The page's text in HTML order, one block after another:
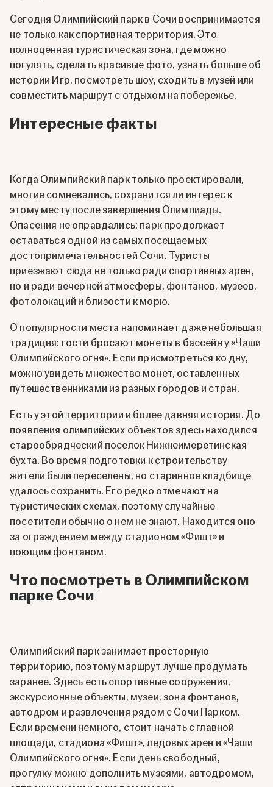
Сегодня Олимпийский парк в Сочи воспринимается
не только как спортивная территория. Это
полноценная туристическая зона, где можно
погулять, сделать красивые фото, узнать больше об
истории Игр, посмотреть шоу, сходить в музей или
совместить маршрут с отдыхом на побережье.
Интересные факты
Когда Олимпийский парк только проектировали,
многие сомневались, сохранится ли интерес к
этому месту после завершения Олимпиады.
Опасения не оправдались: парк продолжает
оставаться одной из самых посещаемых
достопримечательностей Сочи. Туристы
приезжают сюда не только ради спортивных арен,
но и ради вечерней атмосферы, фонтанов, музеев,
фотолокаций и близости к морю.
О популярности места напоминает даже небольшая
традиция: гости бросают монеты в бассейн у «Чаши
Олимпийского огня». Если присмотреться ко дну,
можно увидеть множество монет, оставленных
путешественниками из разных городов и стран.
Есть у этой территории и более давняя история. До
появления олимпийских объектов здесь находился
старообрядческий поселок Нижнеимеретинская
бухта. Во время подготовки к строительству
жители были переселены, но старинное кладбище
удалось сохранить. Его редко отмечают на
туристических схемах, поэтому случайные
посетители обычно о нем не знают. Находится оно
за ограждением между стадионом «Фишт» и
поющим фонтаном.
Что посмотреть в Олимпийском
парке Сочи
Олимпийский парк занимает просторную
территорию, поэтому маршрут лучше продумать
заранее. Здесь есть спортивные сооружения,
экскурсионные объекты, музеи, зона фонтанов,
автодром и развлечения рядом с Сочи Парком.
Если времени немного, стоит начать с главной
площади, стадиона «Фишт», ледовых арен и «Чаши
Олимпийского огня». Если день свободный,
прогулку можно дополнить музеями, автодромом,